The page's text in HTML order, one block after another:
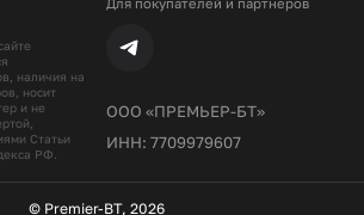
наличия на
носит
и не
Статьи
РФ.
ООО «ПРЕМЬЕР-БТ»
ИНН: 7709979607
© Premier-BT, 2026